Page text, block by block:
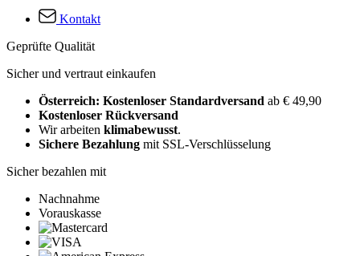
Kontakt
Geprüfte Qualität
Sicher und vertraut einkaufen
Österreich: Kostenloser Standardversand ab € 49,90
Kostenloser Rückversand
Wir arbeiten klimabewusst.
Sichere Bezahlung mit SSL-Verschlüsselung
Sicher bezahlen mit
Nachnahme
Vorauskasse